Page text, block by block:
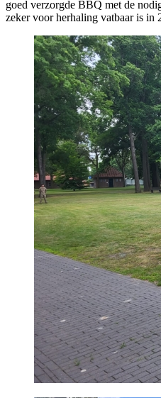
goed verzorgde BBQ met de
zeker voor herhaling vatbaar is in